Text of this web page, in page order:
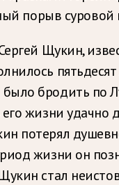
порыв
Щукин,
бродить по
жизни удачно
потерял
жизни он
стал